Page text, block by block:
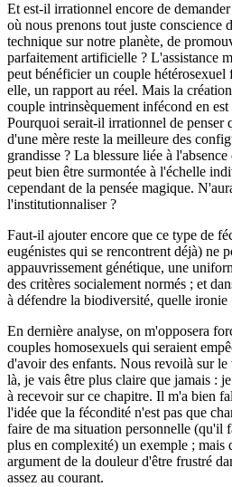
Et est-il irrationnel encore de
où nous prenons tout juste conscience
technique sur notre planète, de
parfaitement artificielle ? L'assistance
peut bénéficier un couple
elle, un rapport au réel. Mais la
couple intrinsèquement infécond en est
Pourquoi serait-il irrationnel de penser
d'une mère reste la meilleure des
grandisse ? La blessure liée à
peut bien être surmontée à l'échelle
cependant de la pensée magique.
l'institutionnaliser ?
Faut-il ajouter encore que ce type de
eugénistes qui se rencontrent déjà) ne
appauvrissement génétique, une
des critères socialement normés ; et
à défendre la biodiversité, quelle ironie
En dernière analyse, on m'opposera
couples homosexuels qui seraient
d'avoir des enfants. Nous revoilà sur
là, je vais être plus claire que jamais :
à recevoir sur ce chapitre. Il m'a bien
l'idée que la fécondité n'est pas que
faire de ma situation personnelle (qu'il
plus en complexité) un exemple ; mais
argument de la douleur d'être frustré
assez au courant.